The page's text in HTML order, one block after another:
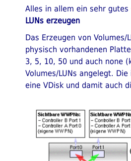
Alles in allem ein sehr
LUNs erzeugen
Das Erzeugen von
physisch vorhandenen
3, 5, 10, 50 und auch none
Volumes/LUNs angelegt.
eine VDisk und damit auch